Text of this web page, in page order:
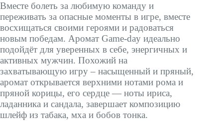
Вместе болеть за любимую команду и
переживать за опасные моменты в игре, вместе
восхищаться своими героями и радоваться
новым победам. Аромат Game-day идеально
подойдёт для уверенных в себе, энергичных и
активных мужчин. Похожий на
захватывающую игру – насыщенный и пряный,
аромат открывается верхними нотами рома и
пряной корицы, его сердце ― ноты ириса,
ладанника и сандала, завершает композицию
шлейф из табака, мха и бобов тонка.